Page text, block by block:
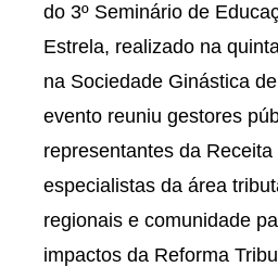
do 3º Seminário de
Estrela, realizado na
na Sociedade Ginástica
evento reuniu gestores
representantes da Receita
especialistas da área
regionais e comunidade
impactos da Reforma